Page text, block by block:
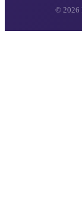
© 2026